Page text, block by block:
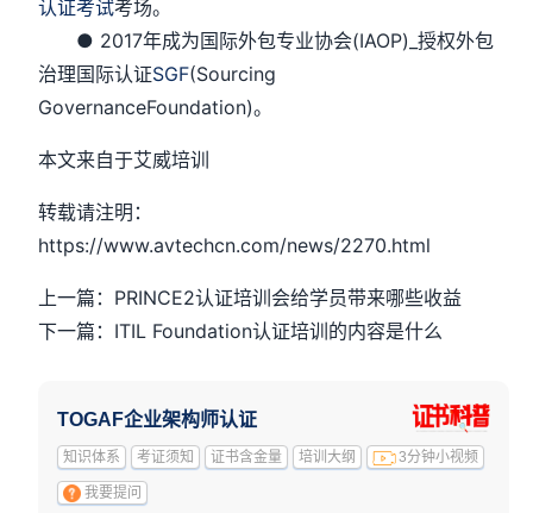
认证考试考场。
● 2017年成为国际外包专业协会(IAOP)_授权外包
治理国际认证SGF(Sourcing
GovernanceFoundation)。
本文来自于艾威培训
转载请注明：
https://www.avtechcn.com/news/2270.html
上一篇：PRINCE2认证培训会给学员带来哪些收益
下一篇：ITIL Foundation认证培训的内容是什么
TOGAF企业架构师认证
知识体系 考证须知 证书含金量 培训大纲 3分钟小视频
我要提问